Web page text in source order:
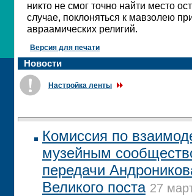
никто не смог точно найти место
случае, поклоняться к мавзолею
авраамических религий.
Версия для печати
Новости
Настройка ленты
Комиссия по
музейным
передачи
Великого поста 27